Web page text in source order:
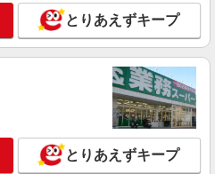
なし) ※
いは月払いとなります。 日払い・週
市
詳細を見る
とりあえずキープ
とりあえずキープ